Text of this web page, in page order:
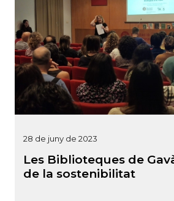
28 de juny de 2023
Les Biblioteques de
de la sostenibilitat